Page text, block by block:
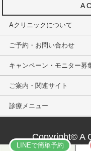
A
Aクリニックについて
ご予約・お問い合わせ
キャンペーン・モニター募
ご案内・関連サイト
診療メニュー
LINEで簡単予約
Copyright© A